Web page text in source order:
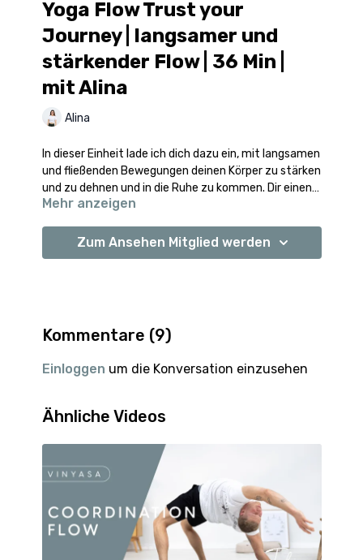
Yoga Flow Trust your
Journey | langsamer und
stärkender Flow | 36 Min |
mit Alina
Alina
In dieser Einheit lade ich dich dazu ein, mit langsamen
und fließenden Bewegungen deinen Körper zu stärken
und zu dehnen und in die Ruhe zu kommen. Dir einen
Moment Zeit für dich zu nehmen.
Körperlich liegt der Fokus auf einem beweglichen und
Mehr anzeigen
Zum Ansehen Mitglied werden
Kommentare (9)
Einloggen um die Konversation einzusehen
Ähnliche Videos